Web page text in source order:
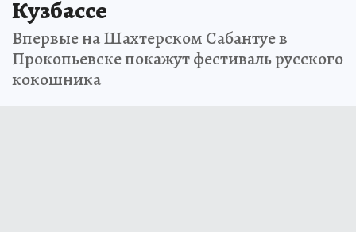
Кузбассе
Впервые на Шахтерском Сабантуе в
Прокопьевске покажут фестиваль русского
кокошника